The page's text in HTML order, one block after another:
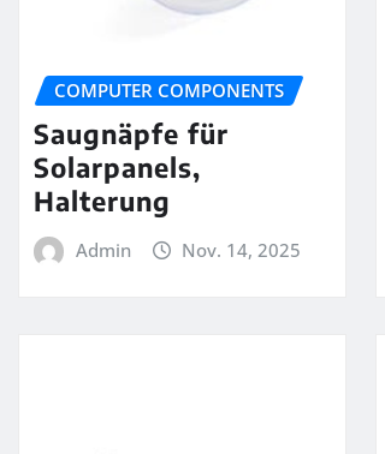
COMPUTER COMPONENTS
Saugnäpfe für
Solarpanels,
Halterung
Admin Nov. 14, 2025